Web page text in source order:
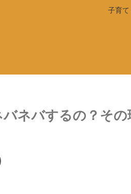
子育
ネバするの？そ